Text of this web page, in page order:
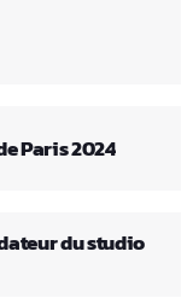
Paris 2024
du studio